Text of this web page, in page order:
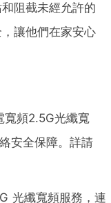
阻截未經允許的
讓他們在家安心
寬頻2.5G光纖寬
安全保障。詳請
光纖寬頻服務，連